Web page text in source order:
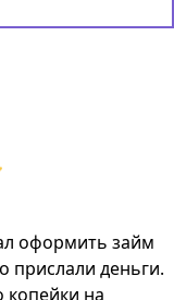
оформить займ
прислали деньги.
копейки на